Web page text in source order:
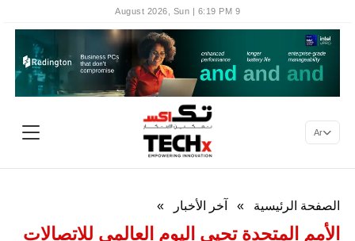
9 August 2026, Sun | 6:19 PM
Ar
الصفحة الرئيسية » آخر الأخبار »
الأمم المتحدة تحيي اليوم العالمي للاتصالات